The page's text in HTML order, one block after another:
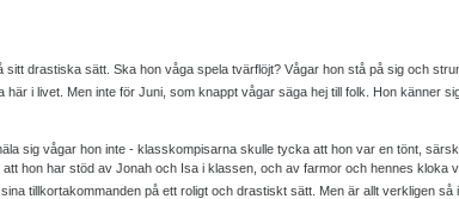
drastiska sätt. Ska hon våga spela tvärflöjt? Vågar hon stå på sig och
i livet. Men inte för Juni, som knappt vågar säga hej till folk. Hon känner
sig vågar hon inte - klasskompisarna skulle tycka att hon var en tönt,
hon har stöd av Jonah och Isa i klassen, och av farmor och hennes kloka
tillkortakommanden på ett roligt och drastiskt sätt. Men är allt verkligen